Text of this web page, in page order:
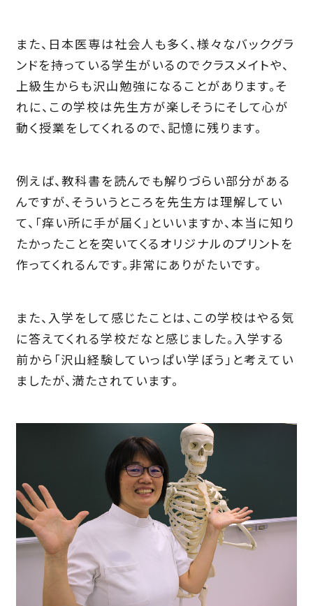
また、日本医専は社会人も多く、様々なバックグラ
ンドを持っている学生がいるのでクラスメイトや、
上級生からも沢山勉強になることがあります。そ
れに、この学校は先生方が楽しそうにそして心が
動く授業をしてくれるので、記憶に残ります。
例えば、教科書を読んでも解りづらい部分がある
んですが、そういうところを先生方は理解してい
て、「痒い所に手が届く」といいますか、本当に知り
たかったことを突いてくるオリジナルのプリントを
作ってくれるんです。非常にありがたいです。
また、入学をして感じたことは、この学校はやる気
に答えてくれる学校だなと感じました。入学する
前から「沢山経験していっぱい学ぼう」と考えてい
ましたが、満たされています。